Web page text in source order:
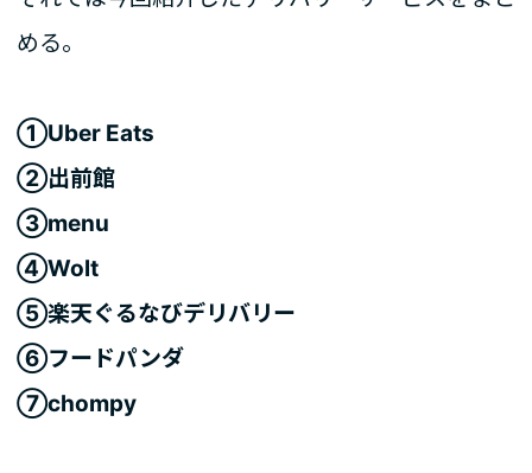
める。
①Uber Eats
②出前館
③menu
④Wolt
⑤楽天ぐるなびデリバリー
⑥フードパンダ
⑦chompy